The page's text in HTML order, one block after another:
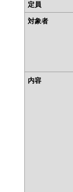
定員
対象者
内容